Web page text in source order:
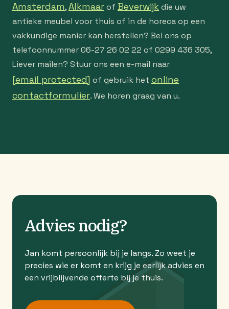
Amsterdam,Alkmaarof Beverwijk die uw
antieke meubel voor thuis of in de horeca op een
vakkundige manier kan herstellen? Bel ons op
telefoonnummer 06-27 26 02 22 of 0299 436 305,
Liever mailen? Stuur ons een e-mail naar
[email protected] of gebruik het online
contactformulier. We horen graag van u.
Advies nodig?
Jan komt persoonlijk bij je langs. Zo weet je
precies wie er komt en krijg je eerlijk advies en
een vrijblijvende offerte bij je thuis.